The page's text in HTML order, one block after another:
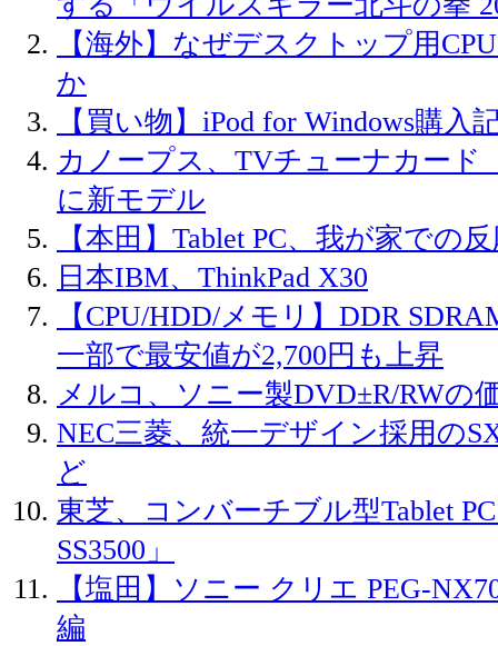
【海外】なぜデスクトップ用
か
【買い物】iPod for Windows購入
カノープス、TVチューナカード
に新モデル
【本田】Tablet PC、我が家での
日本IBM、ThinkPad X30
【CPU/HDD/メモリ】DDR
一部で最安値が2,700円も上昇
メルコ、ソニー製DVD±R/RWの
NEC三菱、統一デザイン採用の
ど
東芝、コンバーチブル型Tablet
SS3500」
【塩田】ソニー クリエ PEG-
編